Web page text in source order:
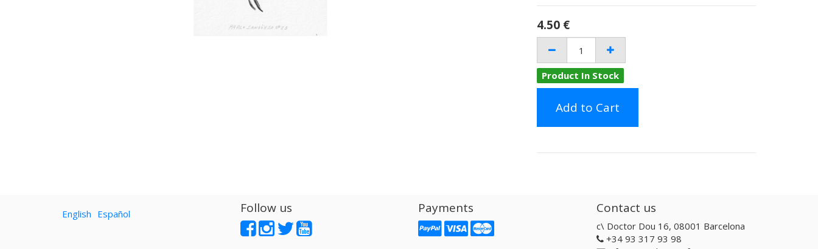
4.50 €
Product In Stock
Add to Cart
English Español Follow us Payments Contact us
c\ Doctor Dou 16, 08001 Barcelona
+34 93 317 93 98